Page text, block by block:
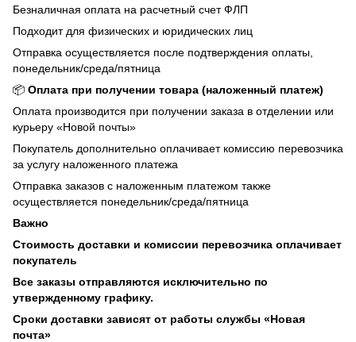
Безналичная оплата на расчетный счет ФЛП
Подходит для физических и юридических лиц
Отправка осуществляется после подтверждения оплаты,
понедельник/среда/пятница
📦 Оплата при получении товара (наложенный платеж)
Оплата производится при получении заказа в отделении или
курьеру «Новой почты»
Покупатель дополнительно оплачивает комиссию перевозчика
за услугу наложенного платежа
Отправка заказов с наложенным платежом также
осуществляется понедельник/среда/пятница
Важно
Стоимость доставки и комиссии перевозчика оплачивает
покупатель
Все заказы отправляются исключительно по
утвержденному графику.
Сроки доставки зависят от работы службы «Новая
почта»